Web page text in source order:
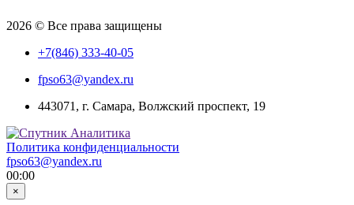
2026 © Все права защищены
+7(846) 333-40-05
fpso63@yandex.ru
443071, г. Самара, Волжский проспект, 19
Политика конфиденциальности
fpso63@yandex.ru
00:00
×